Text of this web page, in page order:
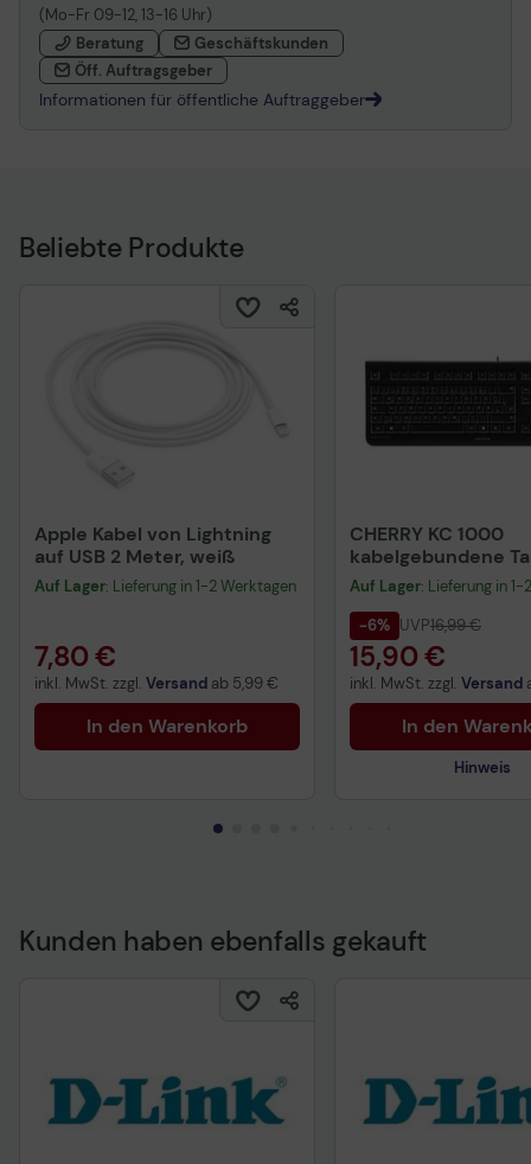
(Mo-Fr 09-12, 13-16 Uhr)
Beratung
Geschäftskunden
Öff. Auftragsgeber
Informationen für öffentliche Auftraggeber
Beliebte Produkte
Apple Kabel von Lightning
auf USB 2 Meter, weiß
Auf Lager: Lieferung in 1-2 Werktagen
7,80 €
inkl. MwSt. zzgl. Versand ab 5,99 €
In den Warenkorb
CHERRY KC 1000
kabelgebundene
QWERTZ DE -
Auf Lager: Lieferung in
-6% UVP16,99 €
15,90 €
inkl. MwSt. zzgl. Versand
In den
Hinweis
Technisches
Kunden haben ebenfalls gekauft